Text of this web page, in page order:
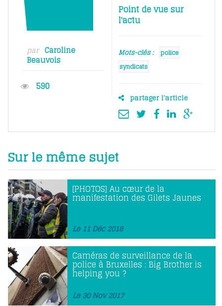
par Caroline
Beauvois
590
Point de vue sur
l'actu
Mots-clés :
police
syndicats
partager l'article
Sur le même sujet
[PHOTOS] Au cœur de la
manifestation des Gilets Jaunes
Le 11 Déc 2018
Caméras de surveillance de la
police à Bruxelles : Big Brother is
helping you ?
Le 30 Nov 2017